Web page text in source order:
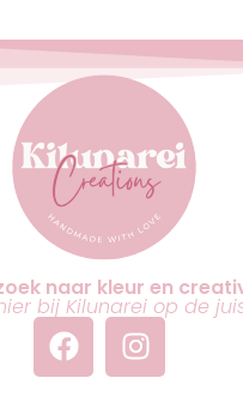
naar kleur en
bij Kilunarei op de